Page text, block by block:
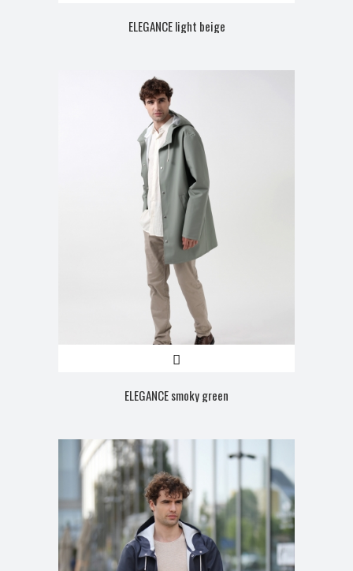
ELEGANCE light beige
ELEGANCE smoky green